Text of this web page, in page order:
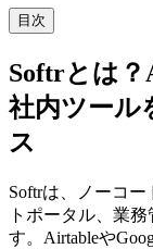
目次
Softrとは？
社内ツール
ス
Softrは、ノーコ
トポータル、業
す。Airtableや